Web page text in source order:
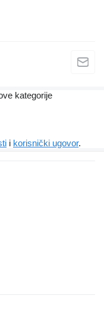
kategorije
i korisnički ugovor.